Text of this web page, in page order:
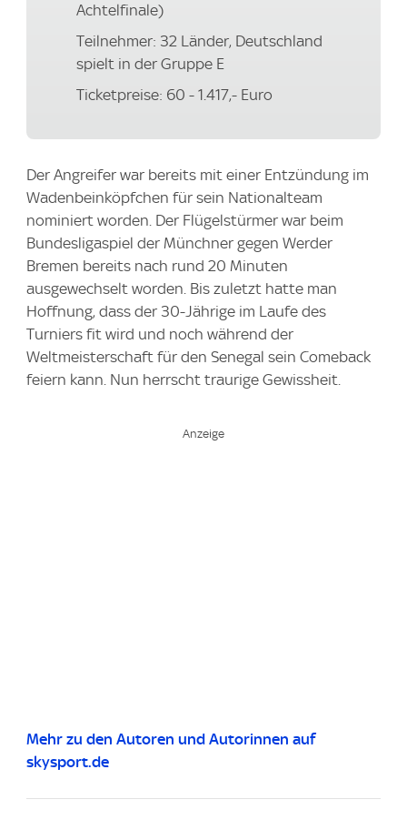
Achtelfinale)
Teilnehmer: 32 Länder, Deutschland
spielt in der Gruppe E
Ticketpreise: 60 - 1.417,- Euro
Der Angreifer war bereits mit einer Entzündung im
Wadenbeinköpfchen für sein Nationalteam
nominiert worden. Der Flügelstürmer war beim
Bundesligaspiel der Münchner gegen Werder
Bremen bereits nach rund 20 Minuten
ausgewechselt worden. Bis zuletzt hatte man
Hoffnung, dass der 30-Jährige im Laufe des
Turniers fit wird und noch während der
Weltmeisterschaft für den Senegal sein Comeback
feiern kann. Nun herrscht traurige Gewissheit.
Mehr zu den Autoren und Autorinnen auf
skysport.de